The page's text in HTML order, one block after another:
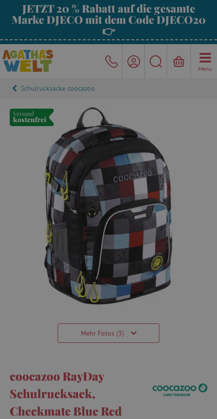
JETZT 20 % Rabatt auf die gesamte
Marke DJECO mit dem Code DJECO20
👉
Menu
Schulrucksäcke coocazoo
Versand
kostenfrei
Mehr Fotos (3)
coocazoo RayDay
Schulrucksack,
Checkmate Blue Red